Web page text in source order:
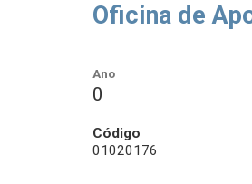
Oficina de
Ano
0
Código
01020176